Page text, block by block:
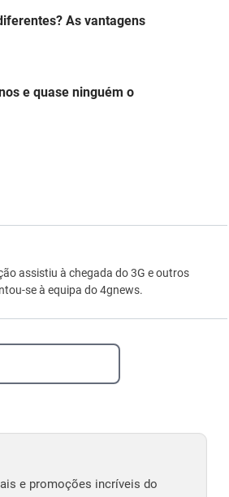
As vantagens
e quase ninguém o
assistiu à chegada do 3G e outros
se à equipa do 4gnews.
e promoções incríveis do